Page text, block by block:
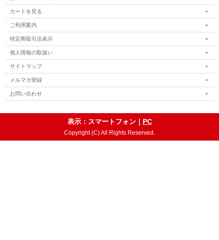
カートを見る
ご利用案内
特定商取引法表示
個人情報の取扱い
サイトマップ
メルマガ登録
お問い合わせ
表示：スマートフォン｜ PC
Copyright (C) All Rights Reserved.